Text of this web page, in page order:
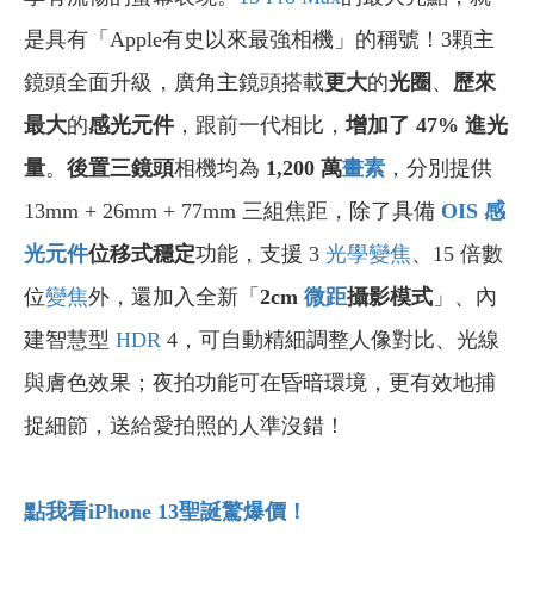
是具有「Apple有史以來最強相機」的稱號！3顆主
鏡頭全面升級，廣角主鏡頭搭載更大的光圈 、 歷來
最大的感光元件，跟前一代相比，增加了 47% 進光
量。 後置三鏡頭相機均為 1,200 萬畫素 ，分別提供
13mm + 26mm + 77mm 三組焦距，除了具備 OIS 感
光元件位移式穩定功能，支援 3 光學變焦、15 倍數
位變焦外，還加入全新「 2cm 微距攝影模式 」、內
建智慧型 HDR 4，可自動精細調整人像對比、光線
與膚色效果；夜拍功能可在昏暗環境，更有效地捕
捉細節，送給愛拍照的人準沒錯！
點我看iPhone 13聖誕驚爆價！